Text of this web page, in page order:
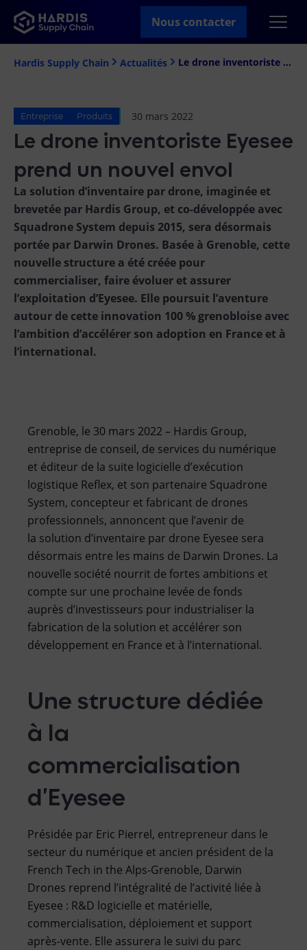
Nous contacter
Hardis Supply Chain Actualités Le drone inventoriste Eyesee prend un nouvel envol
Entreprise Produits 30 mars 2022
Le drone inventoriste Eyesee
prend un nouvel envol
La solution d’inventaire par drone, imaginée et
brevetée par Hardis Group, et co-développée avec
Squadrone System depuis 2015, sera désormais
portée par Darwin Drones. Basée à Grenoble, cette
nouvelle structure a été créée pour
commercialiser, faire évoluer et assurer
l’exploitation d’Eyesee. Elle poursuit l’aventure
autour de cette innovation 100 % grenobloise avec
l’ambition d’accélérer son adoption en France et à
l’international.
Grenoble, le 30 mars 2022 – Hardis Group,
entreprise de conseil, de services du numérique
et éditeur de la suite logicielle d’exécution
logistique Reflex, et son partenaire Squadrone
System, concepteur et fabricant de drones
professionnels, annoncent que l’avenir de
la solution d’inventaire par drone Eyesee sera
désormais entre les mains de Darwin Drones. La
nouvelle société nourrit de fortes ambitions et
compte sur une prochaine levée de fonds
auprès d’investisseurs pour industrialiser la
fabrication de la solution et accélérer son
développement en France et à l’international.
Une structure dédiée
à la
commercialisation
d’Eyesee
Présidée par Eric Pierrel, entrepreneur dans le
secteur du numérique et ancien président de la
French Tech in the Alps-Grenoble, Darwin
Drones reprend l’intégralité de l’activité liée à
Eyesee : R&D logicielle et matérielle,
commercialisation, déploiement et support
après-vente. Elle assurera le suivi du parc